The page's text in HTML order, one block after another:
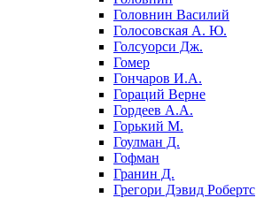
Головнин Василий
Голосовская А. Ю.
Голсуорси Дж.
Гомер
Гончаров И.А.
Гораций Верне
Гордеев А.А.
Горький М.
Гоулман Д.
Гофман
Гранин Д.
Грегори Дэвид Робертс